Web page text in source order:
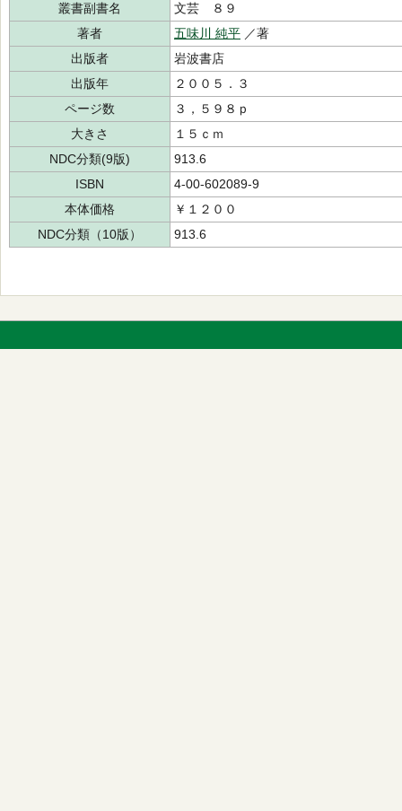
叢書副書名
文芸 ８９
著者
五味川 純平 ／著
出版者
岩波書店
出版年
２００５．３
ページ数
３，５９８ｐ
大きさ
１５ｃｍ
NDC分類(9版)
913.6
ISBN
4-00-602089-9
本体価格
￥１２００
NDC分類（10版）
913.6